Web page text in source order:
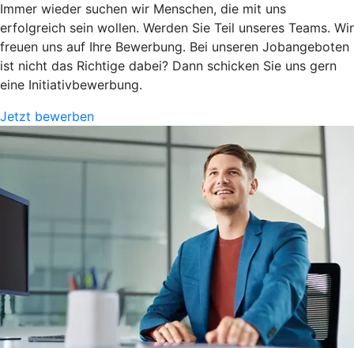
Immer wieder suchen wir Menschen, die mit uns
erfolgreich sein wollen. Werden Sie Teil unseres Teams. Wir
freuen uns auf Ihre Bewerbung. Bei unseren Jobangeboten
ist nicht das Richtige dabei? Dann schicken Sie uns gern
eine Initiativbewerbung.
Jetzt bewerben